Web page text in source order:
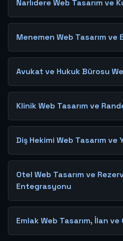
Narlıdere Web Tasarım ve
Menemen Web Tasarım ve
Avukat ve Hukuk Bürosu
Klinik Web Tasarım ve
Diş Hekimi Web Tasarım ve
Otel Web Tasarım ve
Entegrasyonu
Emlak Web Tasarım, İlan ve